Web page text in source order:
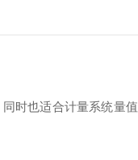
时也适合计量系统量值